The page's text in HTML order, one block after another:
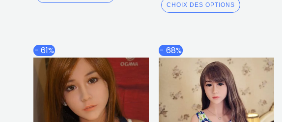
CHOIX DES OPTIONS
- 61%
de
$779.90
à
$1,092.72
produit
plusieurs
variations.
- 68%
de
prix :
$800.68
à
$1,159.62
produit
a
plusieurs
variations.